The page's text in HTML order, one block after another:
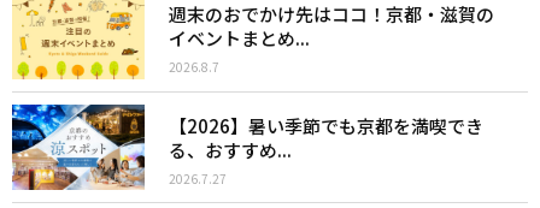
週末のおでかけ先はココ！京都・滋賀の
イベントまとめ...
2026.8.7
【2026】暑い季節でも京都を満喫でき
る、おすすめ...
2026.7.27